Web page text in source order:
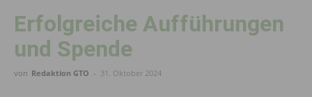
Erfolgreiche Aufführungen
und Spende
von Redaktion GTO - 31. Oktober 2024